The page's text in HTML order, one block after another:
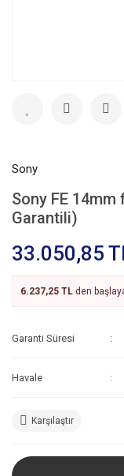
Sony
Sony FE
Garantili)
33.050,85
6.237,25 TL den
Garanti Süresi
Havale
Karşılaştır